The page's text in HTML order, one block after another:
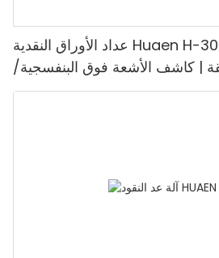
عداد الأوراق النقدية Huaen H-307، سرعة 1100 ورقة
| كاشف الأشعة فوق البنفسجية/
تحت الحمراء/التزييف، مناسب لعد